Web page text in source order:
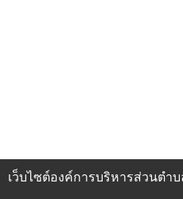
เว็บไซต์องค์การบริหารส่วนต